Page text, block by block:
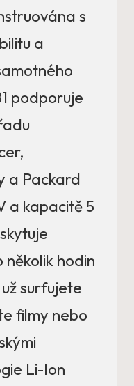
s
a
podporuje
a Packard
a kapacitě 5
hodin
surfujete
filmy nebo
Li-Ion